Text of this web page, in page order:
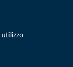
utilizzo